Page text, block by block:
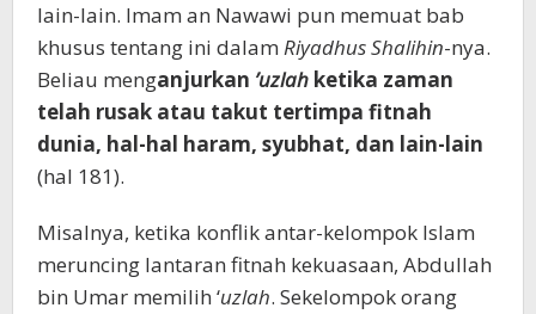
lain-lain. Imam an Nawawi pun memuat bab
khusus tentang ini dalam Riyadhus Shalihin-nya.
Beliau menganjurkan ’uzlah ketika zaman
telah rusak atau takut tertimpa fitnah
dunia, hal-hal haram, syubhat, dan lain-lain
(hal 181).
Misalnya, ketika konflik antar-kelompok Islam
meruncing lantaran fitnah kekuasaan, Abdullah
bin Umar memilih ‘uzlah. Sekelompok orang